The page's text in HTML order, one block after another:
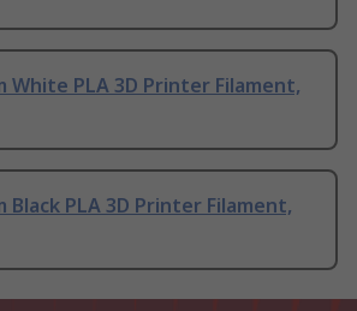
White PLA 3D Printer Filament,
Black PLA 3D Printer Filament,